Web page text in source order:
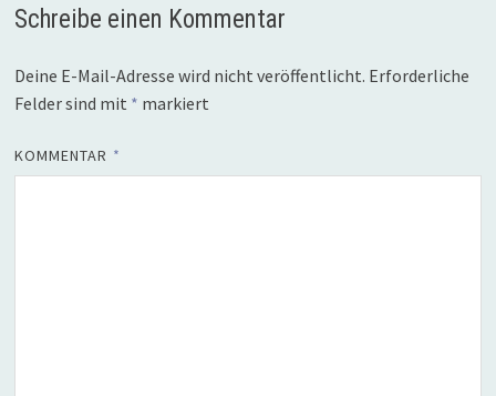
Schreibe einen Kommentar
Deine E-Mail-Adresse wird nicht veröffentlicht. Erforderliche
Felder sind mit * markiert
KOMMENTAR *